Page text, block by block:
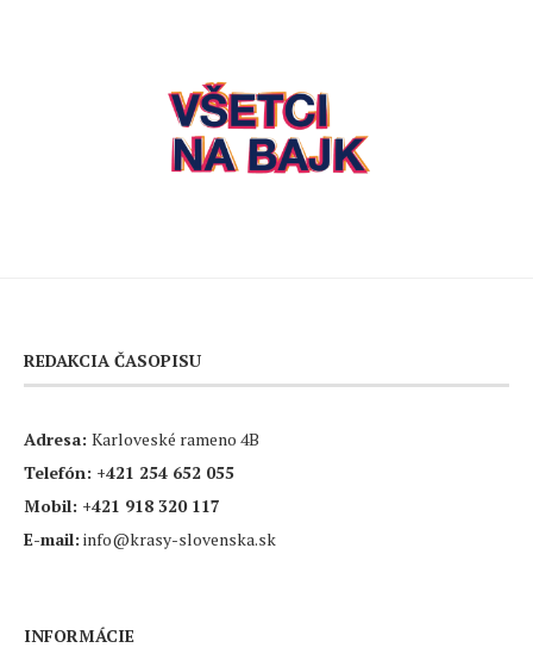
REDAKCIA ČASOPISU
Adresa: Karloveské rameno 4B
Telefón: +421 254 652 055
Mobil: +421 918 320 117
E-mail: info@krasy-slovenska.sk
INFORMÁCIE